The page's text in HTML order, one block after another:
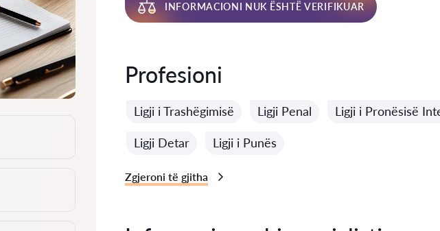
INFORMACIONI NUK ËSHTË VERIFIKUAR
Profesioni
Ligji i Trashëgimisë Ligji Penal Ligji i Pronësisë
Ligji Detar Ligji i Punës
Zgjeroni të gjitha